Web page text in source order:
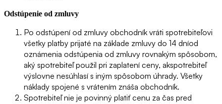
Odstúpenie od zmluvy
Po odstúpení od zmluvy obchodník vráti spotrebiteľovi
všetky platby prijaté na základe zmluvy do 14 dníod
oznámenia odstúpenia od zmluvy rovnakým spôsobom,
aký spotrebiteľ použil pri zaplatení ceny, akspotrebiteľ
výslovne nesúhlasí s iným spôsobom úhrady. Všetky
náklady spojené s vrátením znáša obchodník.
Spotrebiteľ nie je povinný platiť cenu za čas pred